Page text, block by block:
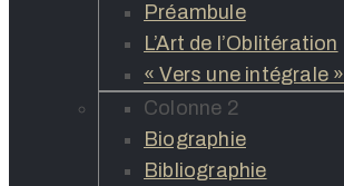
Préambule
L’Art de l’Oblitération
« Vers une intégrale »
Colonne 2
Biographie
Bibliographie